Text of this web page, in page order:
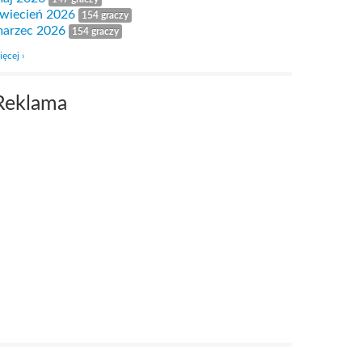
2026 154 graczy
2026 154 graczy
›